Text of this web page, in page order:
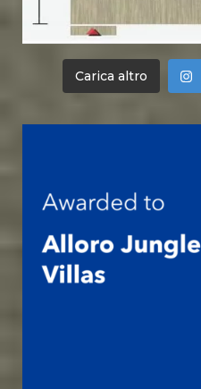
Carica altro